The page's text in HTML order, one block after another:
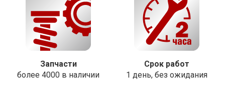
Запчасти
более 4000 в наличии
Срок работ
1 день, без ожидания